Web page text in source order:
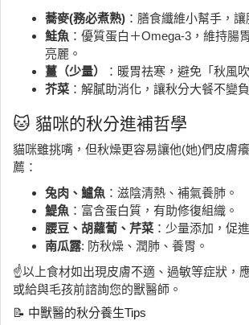
蕎麥(務必煮熟) ：膳食纖維小幫手，
鮭魚 ：優質蛋白＋Omega-3，維持腸
亮麗。
薑（少量）
：暖胃祛寒，避免「秋風
芥菜 ：解膩助消化，讓秋分大餐不變
🐱 貓咪的秋分進補哲學
貓咪雖挑嘴，但秋燥更容易讓他(她)們皮膚
薦：
兔肉、鱸魚 ：滋陰清熱、補氣養肺。
鯷魚 ：富含蛋白質，有助修復組織。
腰豆、胡蘿蔔、芹菜 ：少量添加，促
南瓜露: 防秋燥、潤肺、養胃。
☝️以上食材如出現皮膚不適、過敏等症狀，
或給與毛孩前諮詢您的獸醫師。
📝 中獸醫的秋分養生Tips